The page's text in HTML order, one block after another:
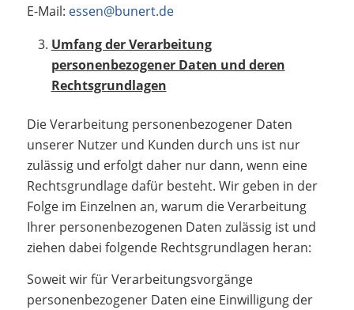
E-Mail: essen@bunert.de
Umfang der Verarbeitung
personenbezogener Daten und deren
Rechtsgrundlagen
Die Verarbeitung personenbezogener Daten
unserer Nutzer und Kunden durch uns ist nur
zulässig und erfolgt daher nur dann, wenn eine
Rechtsgrundlage dafür besteht. Wir geben in der
Folge im Einzelnen an, warum die Verarbeitung
Ihrer personenbezogenen Daten zulässig ist und
ziehen dabei folgende Rechtsgrundlagen heran:
Soweit wir für Verarbeitungsvorgänge
personenbezogener Daten eine Einwilligung der